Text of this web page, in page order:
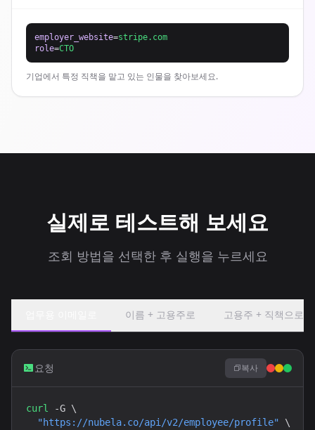
employer_website=stripe.com
role=CTO
기업에서 특정 직책을 맡고 있는 인물을 찾아보세요.
실제로 테스트해 보세요
조회 방법을 선택한 후 실행을 누르세요
이름 + 고용주로 고용주 + 직책으로
요청 복사
curl
-G \
"https://nubela.co/api/v2/employee/profile" \